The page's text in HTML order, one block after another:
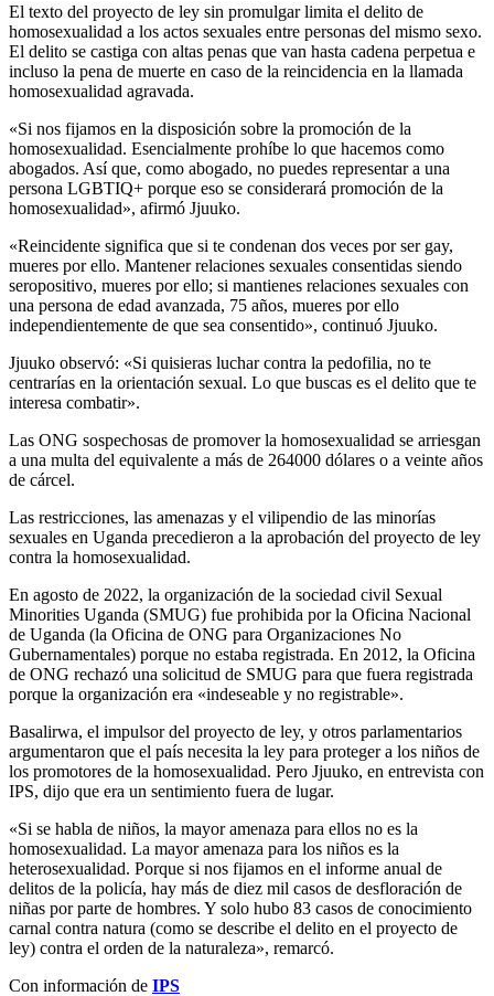
El texto del proyecto de ley sin promulgar limita el delito de
homosexualidad a los actos sexuales entre personas del mismo sexo.
El delito se castiga con altas penas que van hasta cadena perpetua e
incluso la pena de muerte en caso de la reincidencia en la llamada
homosexualidad agravada.
«Si nos fijamos en la disposición sobre la promoción de la
homosexualidad. Esencialmente prohíbe lo que hacemos como
abogados. Así que, como abogado, no puedes representar a una
persona LGBTIQ+ porque eso se considerará promoción de la
homosexualidad», afirmó Jjuuko.
«Reincidente significa que si te condenan dos veces por ser gay,
mueres por ello. Mantener relaciones sexuales consentidas siendo
seropositivo, mueres por ello; si mantienes relaciones sexuales con
una persona de edad avanzada, 75 años, mueres por ello
independientemente de que sea consentido», continuó Jjuuko.
Jjuuko observó: «Si quisieras luchar contra la pedofilia, no te
centrarías en la orientación sexual. Lo que buscas es el delito que te
interesa combatir».
Las ONG sospechosas de promover la homosexualidad se arriesgan
a una multa del equivalente a más de 264000 dólares o a veinte años
de cárcel.
Las restricciones, las amenazas y el vilipendio de las minorías
sexuales en Uganda precedieron a la aprobación del proyecto de ley
contra la homosexualidad.
En agosto de 2022, la organización de la sociedad civil Sexual
Minorities Uganda (SMUG) fue prohibida por la Oficina Nacional
de Uganda (la Oficina de ONG para Organizaciones No
Gubernamentales) porque no estaba registrada. En 2012, la Oficina
de ONG rechazó una solicitud de SMUG para que fuera registrada
porque la organización era «indeseable y no registrable».
Basalirwa, el impulsor del proyecto de ley, y otros parlamentarios
argumentaron que el país necesita la ley para proteger a los niños de
los promotores de la homosexualidad. Pero Jjuuko, en entrevista con
IPS, dijo que era un sentimiento fuera de lugar.
«Si se habla de niños, la mayor amenaza para ellos no es la
homosexualidad. La mayor amenaza para los niños es la
heterosexualidad. Porque si nos fijamos en el informe anual de
delitos de la policía, hay más de diez mil casos de desfloración de
niñas por parte de hombres. Y solo hubo 83 casos de conocimiento
carnal contra natura (como se describe el delito en el proyecto de
ley) contra el orden de la naturaleza», remarcó.
Con información de IPS